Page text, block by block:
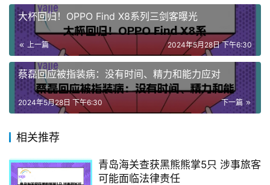
大杯回归！OPPO Find X8系列三剑客曝光
上一篇 2024年5月28日 下午6:30
蔡磊回应被指装病：没有时间、精力和能力应对
下一篇
2024年5月28日 下午6:30
相关推荐
青岛海关查获黑熊熊掌5只 涉事旅客
可能面临法律责任